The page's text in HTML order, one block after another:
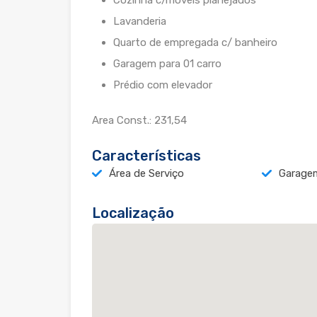
Lavanderia
Quarto de empregada c/ banheiro
Garagem para 01 carro
Prédio com elevador
Area Const.: 231,54
Características
Área de Serviço
Localização